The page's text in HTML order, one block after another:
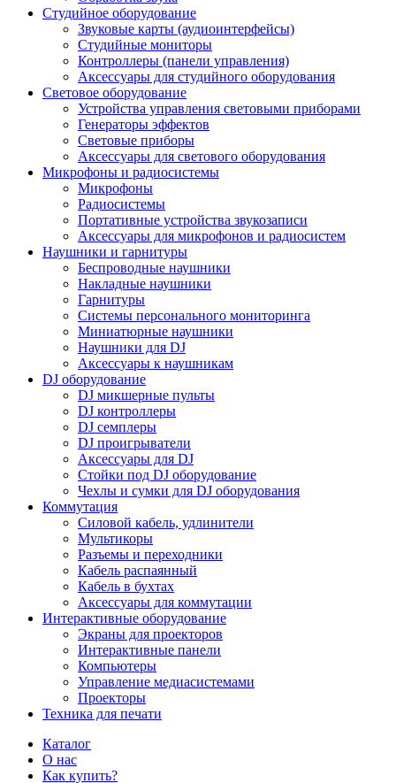
Студийное оборудование
Звуковые карты (аудиоинтерфейсы)
Студийные мониторы
Контроллеры (панели управления)
Аксессуары для студийного оборудования
Световое оборудование
Устройства управления световыми приборами
Генераторы эффектов
Световые приборы
Аксессуары для светового оборудования
Микрофоны и радиосистемы
Микрофоны
Радиосистемы
Портативные устройства звукозаписи
Аксессуары для микрофонов и радиосистем
Наушники и гарнитуры
Беспроводные наушники
Накладные наушники
Гарнитуры
Системы персонального мониторинга
Миниатюрные наушники
Наушники для DJ
Аксессуары к наушникам
DJ оборудование
DJ микшерные пульты
DJ контроллеры
DJ семплеры
DJ проигрыватели
Аксессуары для DJ
Стойки под DJ оборудование
Чехлы и сумки для DJ оборудования
Коммутация
Силовой кабель, удлинители
Мультикоры
Разъемы и переходники
Кабель распаянный
Кабель в бухтах
Аксессуары для коммутации
Интерактивные оборудование
Экраны для проекторов
Интерактивные панели
Компьютеры
Управление медиасистемами
Проекторы
Техника для печати
Каталог
О нас
Как купить?